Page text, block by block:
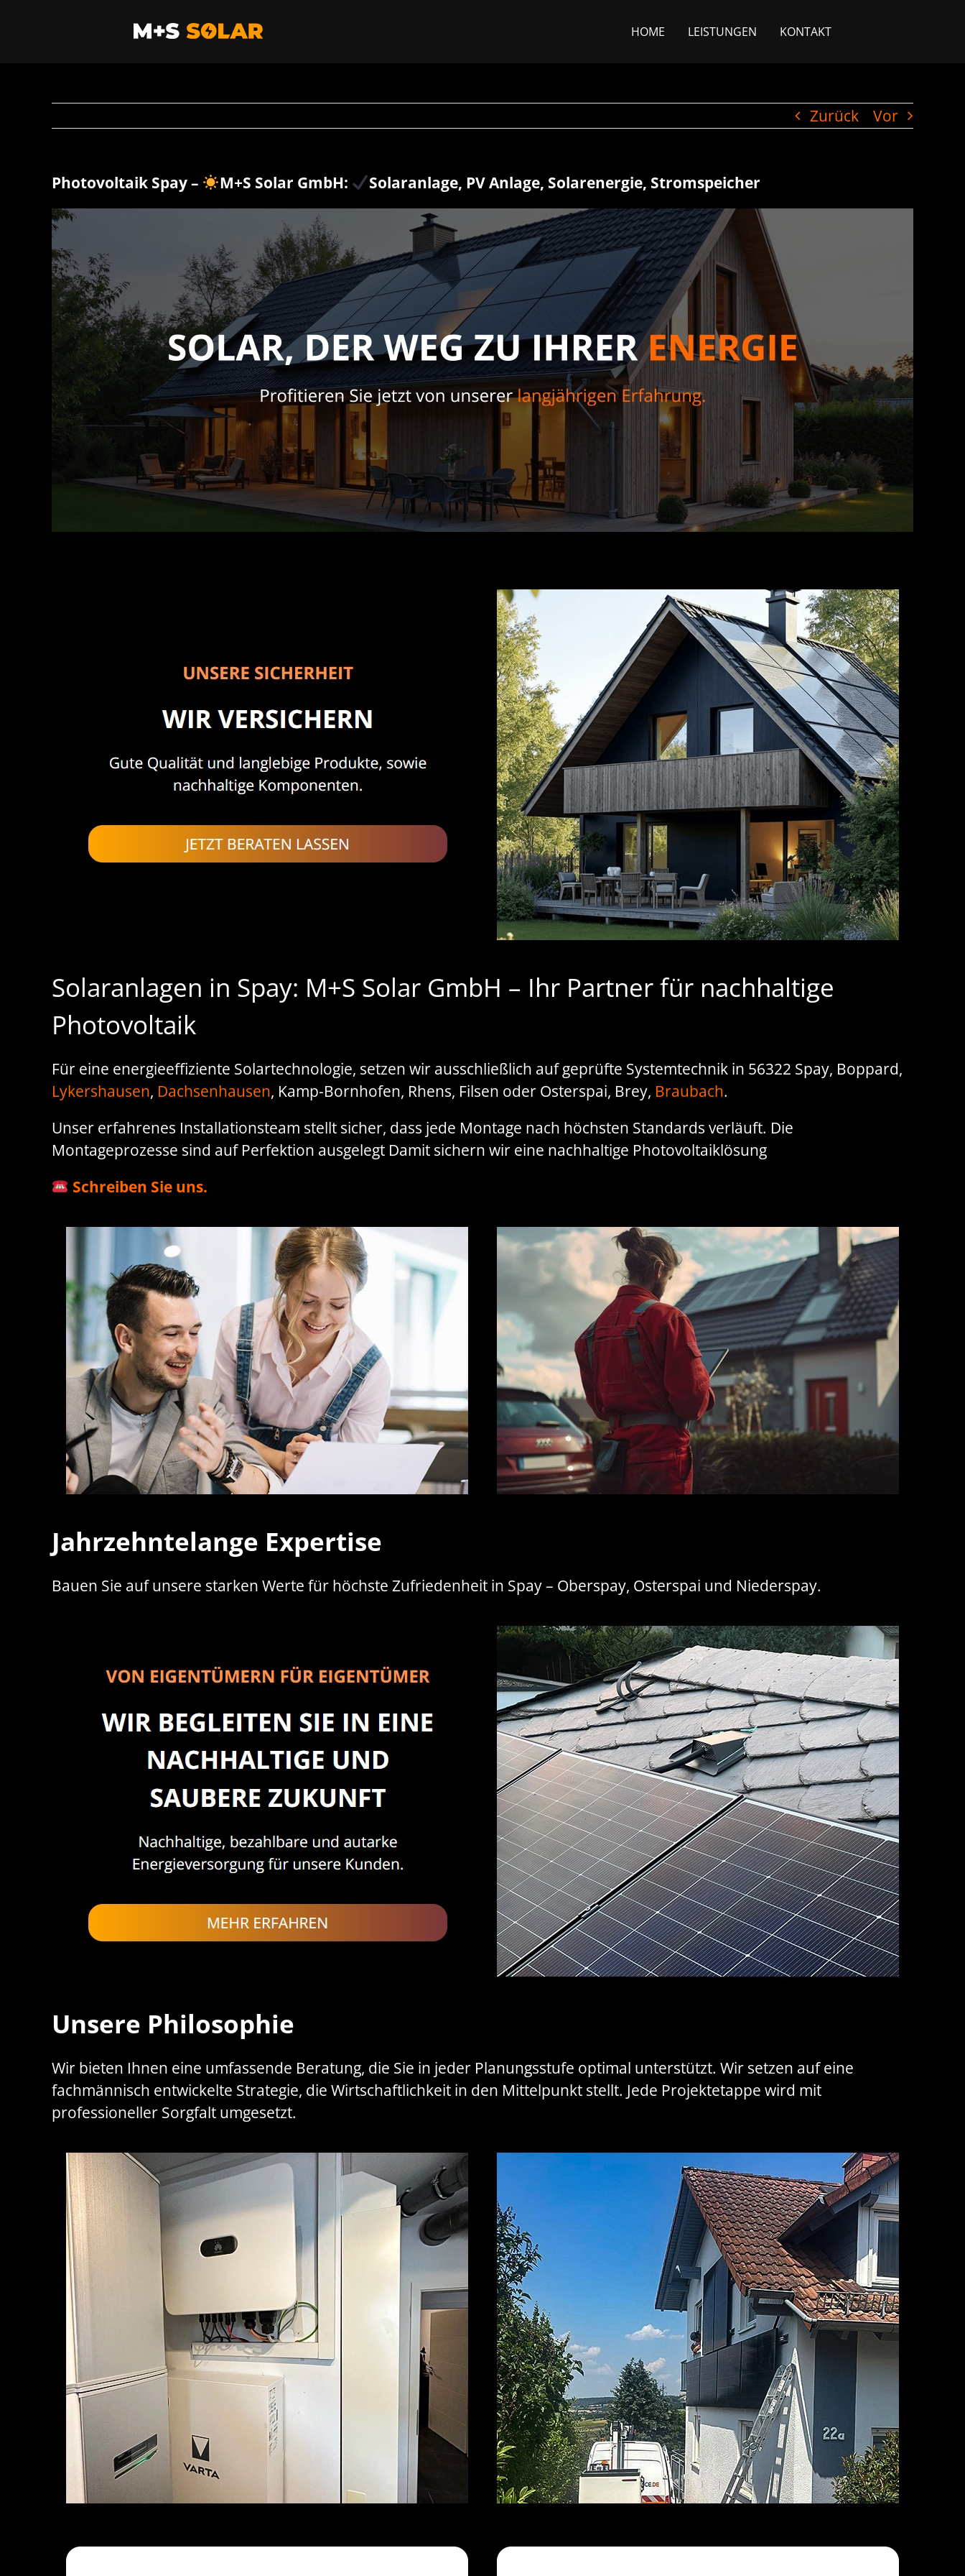
HOME LEISTUNGEN KONTAKT
Zurück Vor
Photovoltaik Spay – M+S Solar GmbH: Solaranlage, PV Anlage, Solarenergie, Stromspeicher
Solaranlagen in Spay: M+S Solar GmbH – Ihr Partner für nachhaltige
Photovoltaik
Für eine energieeffiziente Solartechnologie, setzen wir ausschließlich auf geprüfte Systemtechnik in 56322 Spay, Boppard,
Lykershausen, Dachsenhausen, Kamp-Bornhofen, Rhens, Filsen oder Osterspai, Brey, Braubach.
Unser erfahrenes Installationsteam stellt sicher, dass jede Montage nach höchsten Standards verläuft. Die
Montageprozesse sind auf Perfektion ausgelegt Damit sichern wir eine nachhaltige Photovoltaiklösung
Schreiben Sie uns.
Jahrzehntelange Expertise
Bauen Sie auf unsere starken Werte für höchste Zufriedenheit in Spay – Oberspay, Osterspai und Niederspay.
Unsere Philosophie
Wir bieten Ihnen eine umfassende Beratung, die Sie in jeder Planungsstufe optimal unterstützt. Wir setzen auf eine
fachmännisch entwickelte Strategie, die Wirtschaftlichkeit in den Mittelpunkt stellt. Jede Projektetappe wird mit
professioneller Sorgfalt umgesetzt.